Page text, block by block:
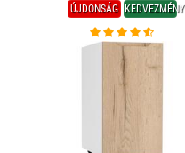
ÚJDONSÁG KEDVEZMÉNY